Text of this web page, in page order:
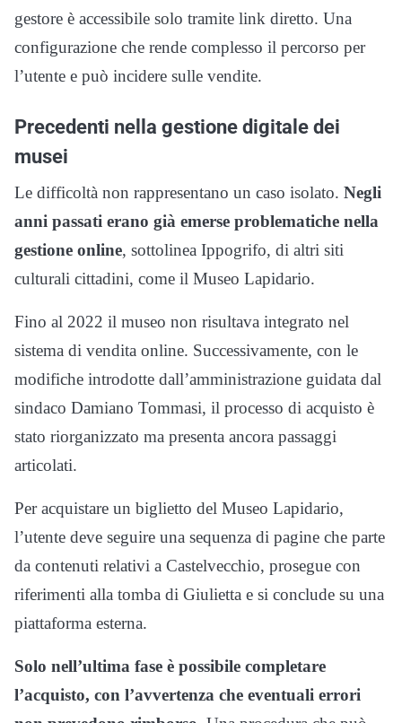
gestore è accessibile solo tramite link diretto. Una
configurazione che rende complesso il percorso per
l’utente e può incidere sulle vendite.
Precedenti nella gestione digitale dei
musei
Le difficoltà non rappresentano un caso isolato. Negli
anni passati erano già emerse problematiche nella
gestione online, sottolinea Ippogrifo, di altri siti
culturali cittadini, come il Museo Lapidario.
Fino al 2022 il museo non risultava integrato nel
sistema di vendita online. Successivamente, con le
modifiche introdotte dall’amministrazione guidata dal
sindaco Damiano Tommasi, il processo di acquisto è
stato riorganizzato ma presenta ancora passaggi
articolati.
Per acquistare un biglietto del Museo Lapidario,
l’utente deve seguire una sequenza di pagine che parte
da contenuti relativi a Castelvecchio, prosegue con
riferimenti alla tomba di Giulietta e si conclude su una
piattaforma esterna.
Solo nell’ultima fase è possibile completare
l’acquisto, con l’avvertenza che eventuali errori